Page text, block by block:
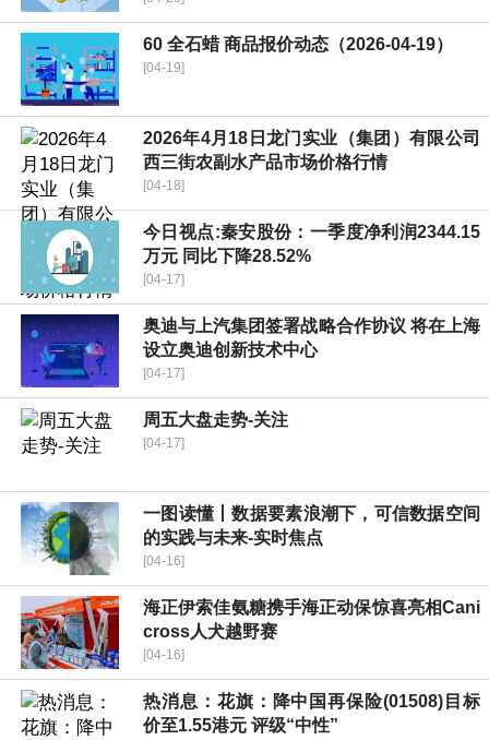
60 全石蜡 商品报价动态（2026-04-19）
[04-19]
2026年4月18日龙门实业（集团）有限公司
西三街农副水产品市场价格行情
[04-18]
今日视点:秦安股份：一季度净利润2344.15
万元 同比下降28.52%
[04-17]
奥迪与上汽集团签署战略合作协议 将在上海
设立奥迪创新技术中心
[04-17]
周五大盘走势-关注
[04-17]
一图读懂丨数据要素浪潮下，可信数据空间
的实践与未来-实时焦点
[04-16]
海正伊索佳氨糖携手海正动保惊喜亮相Cani
cross人犬越野赛
[04-16]
热消息：花旗：降中国再保险(01508)目标
价至1.55港元 评级“中性”